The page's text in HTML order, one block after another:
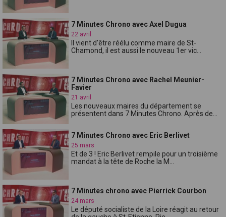
7 Minutes Chrono avec Axel Dugua
22 avril
Il vient d'être réélu comme maire de St-
Chamond, il est aussi le nouveau 1er vic...
7 Minutes Chrono avec Rachel Meunier-
Favier
21 avril
Les nouveaux maires du département se
présentent dans 7 Minutes Chrono. Après de...
7 Minutes Chrono avec Eric Berlivet
25 mars
Et de 3 ! Eric Berlivet rempile pour un troisième
mandat à la tête de Roche la M...
7 Minutes chrono avec Pierrick Courbon
24 mars
Le député socialiste de la Loire réagit au retour